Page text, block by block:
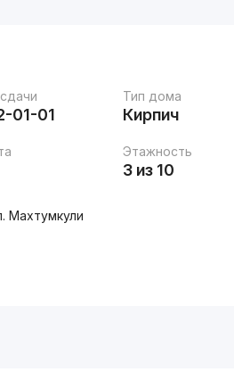
01-01
Тип дома
Кирпич
Этажность
3 из 10
Махтумкули